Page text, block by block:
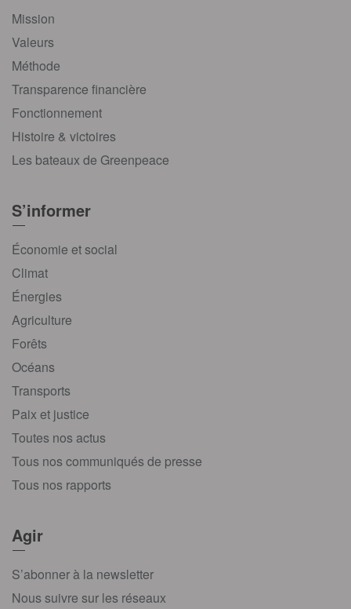
Mission
Valeurs
Méthode
Transparence financière
Fonctionnement
Histoire & victoires
Les bateaux de Greenpeace
S’informer
Économie et social
Climat
Énergies
Agriculture
Forêts
Océans
Transports
Paix et justice
Toutes nos actus
Tous nos communiqués de presse
Tous nos rapports
Agir
S’abonner à la newsletter
Nous suivre sur les réseaux